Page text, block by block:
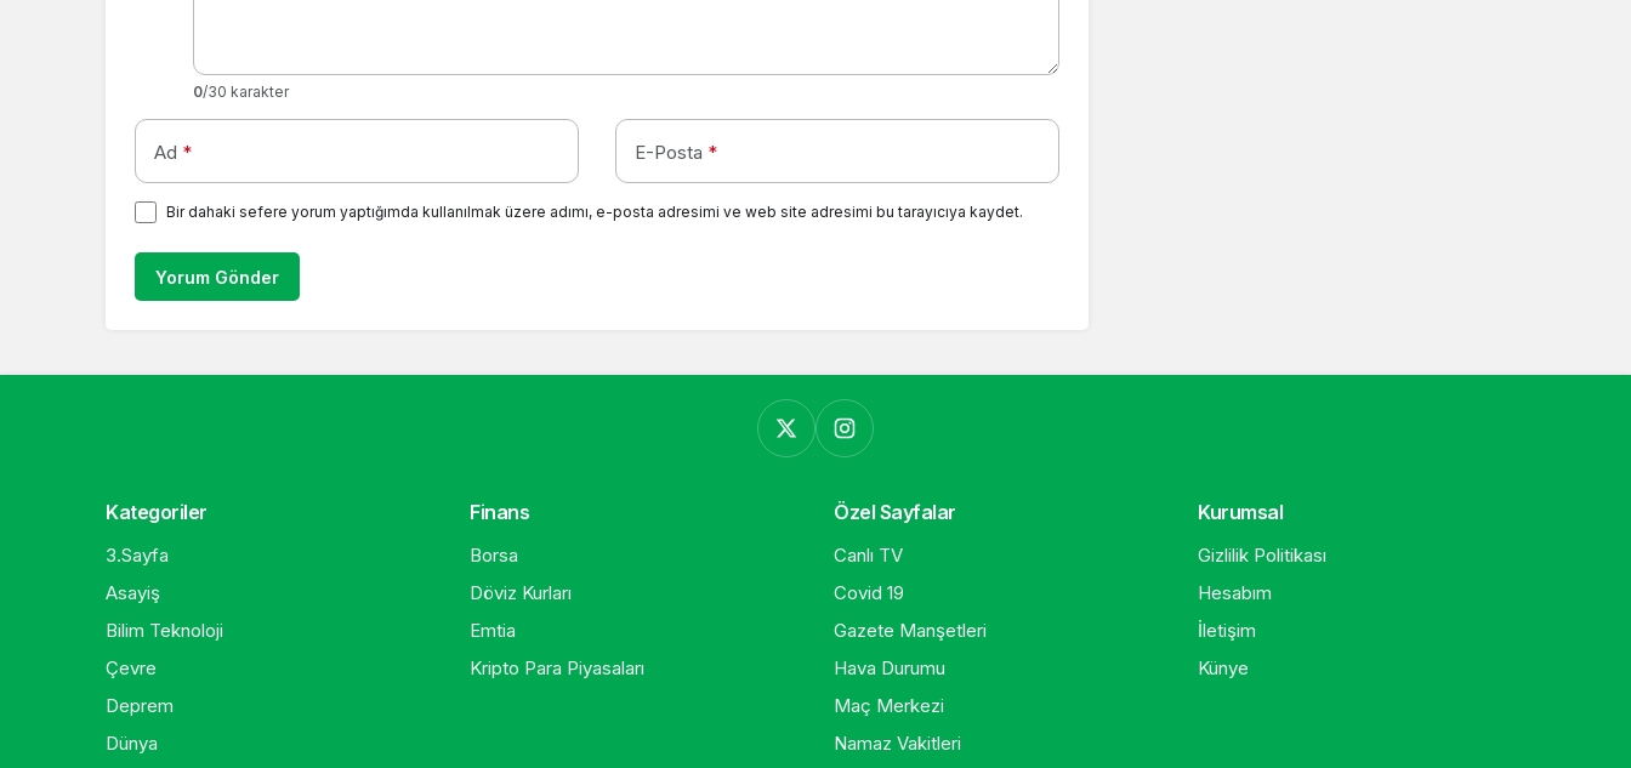
0/30 karakter
Ad * E-Posta *
Bir dahaki sefere yorum yaptığımda kullanılmak üzere adımı, e-posta adresimi ve web site adresimi bu tarayıcıya kaydet.
Yorum Gönder
Kategoriler
3.Sayfa
Asayiş
Bilim Teknoloji
Çevre
Deprem
Dünya
Finans
Borsa
Döviz Kurları
Emtia
Kripto Para Piyasaları
Özel Sayfalar
Canlı TV
Covid 19
Gazete Manşetleri
Hava Durumu
Maç Merkezi
Namaz Vakitleri
Kurumsal
Gizlilik Politikası
Hesabım
İletişim
Künye